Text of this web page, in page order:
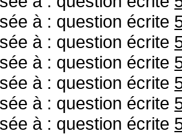
à : question écrite
à : question écrite
à : question écrite
à : question écrite
à : question écrite
à : question écrite